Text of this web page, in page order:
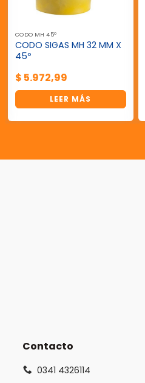
CODO MH 45º
CODO SIGAS MH 32 MM X
45º
$ 5.972,99
LEER MÁS
Contacto
0341 4326114